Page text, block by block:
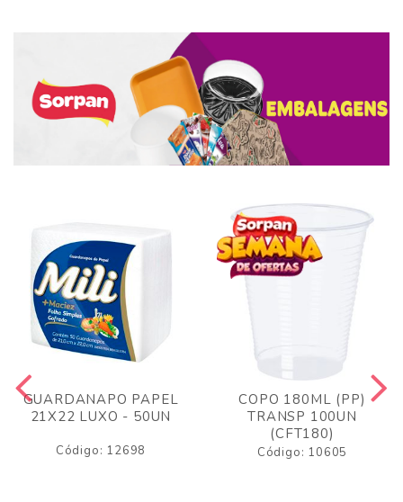
GUARDANAPO PAPEL
21X22 LUXO - 50UN
Código: 12698
COPO 180ML (PP)
TRANSP 100UN
(CFT180)
Código: 10605